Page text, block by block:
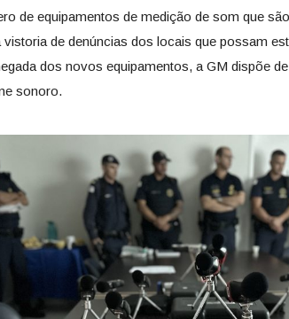
de equipamentos de medição de som que
vistoria de denúncias dos locais que possam
dos novos equipamentos, a GM dispõe
sonoro.